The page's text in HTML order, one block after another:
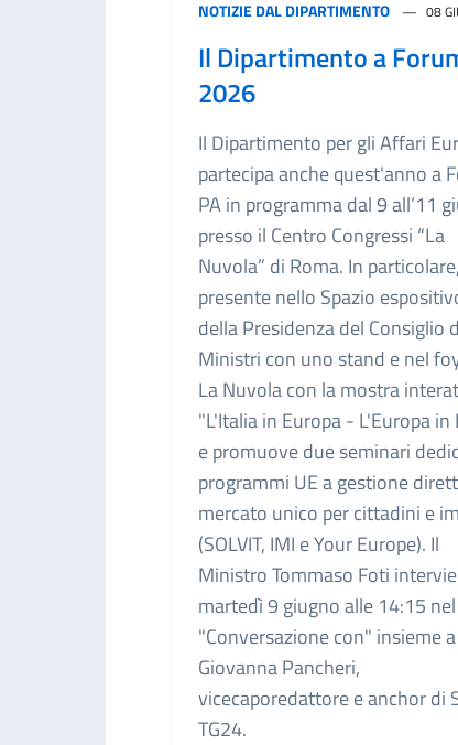
NOTIZIE DAL DIPARTIMENTO 08
Il Dipartimento a
2026
Il Dipartimento per gli Affari
partecipa anche quest'anno a
PA in programma dal 9 all’11
presso il Centro Congressi “La
Nuvola” di Roma. In
presente nello Spazio
della Presidenza del Consiglio
Ministri con uno stand e nel
La Nuvola con la mostra
"L'Italia in Europa - L'Europa in
e promuove due seminari
programmi UE a gestione
mercato unico per cittadini e
(SOLVIT, IMI e Your Europe). Il
Ministro Tommaso Foti
martedì 9 giugno alle 14:15
"Conversazione con" insieme a
Giovanna Pancheri,
vicecaporedattore e anchor di
TG24.